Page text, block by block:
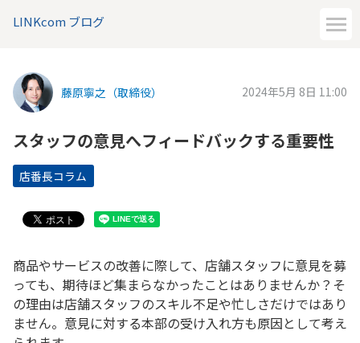
LINKcom ブログ
藤原寧之（取締役） 2024年5月 8日 11:00
スタッフの意見へフィードバックする重要性
店番長コラム
商品やサービスの改善に際して、店舗スタッフに意見を募
っても、期待ほど集まらなかったことはありませんか？そ
の理由は店舗スタッフのスキル不足や忙しさだけではあり
ません。意見に対する本部の受け入れ方も原因として考え